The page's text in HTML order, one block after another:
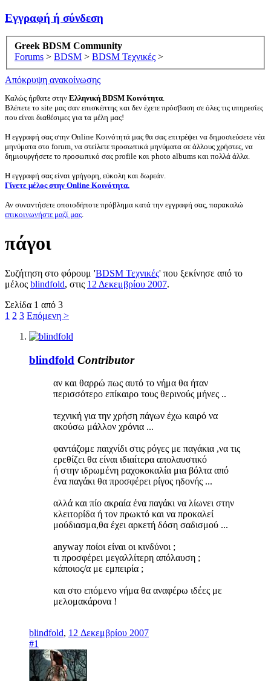
Εγγραφή ή σύνδεση
Greek BDSM Community
Forums > BDSM > BDSM Τεχνικές >
Απόκρυψη ανακοίνωσης
Καλώς ήρθατε στην Ελληνική BDSM Κοινότητα.
Βλέπετε το site μας σαν επισκέπτης και δεν έχετε πρόσβαση σε όλες τις υπηρεσίες
που είναι διαθέσιμες για τα μέλη μας!
Η εγγραφή σας στην Online Κοινότητά μας θα σας επιτρέψει να δημοσιεύσετε νέα
μηνύματα στο forum, να στείλετε προσωπικά μηνύματα σε άλλους χρήστες, να
δημιουργήσετε το προσωπικό σας profile και photo albums και πολλά άλλα.
Η εγγραφή σας είναι γρήγορη, εύκολη και δωρεάν.
Γίνετε μέλος στην Online Κοινότητα.
Αν συναντήσετε οποιοδήποτε πρόβλημα κατά την εγγραφή σας, παρακαλώ
επικοινωνήστε μαζί μας.
πάγοι
Συζήτηση στο φόρουμ 'BDSM Τεχνικές' που ξεκίνησε από το
μέλος blindfold, στις 12 Δεκεμβρίου 2007.
Σελίδα 1 από 3
1 2 3 Επόμενη >
blindfold Contributor
αν και θαρρώ πως αυτό το νήμα θα ήταν
περισσότερο επίκαιρο τους θερινούς μήνες ..
τεχνική για την χρήση πάγων έχω καιρό να
ακούσω μάλλον χρόνια ...
φαντάζομε παιχνίδι στις ρόγες με παγάκια ,να τις
ερεθίζει θα είναι ιδιαίτερα απολαυστικό
ή στην ιδρωμένη ραχοκοκαλία μια βόλτα από
ένα παγάκι θα προσφέρει ρίγος ηδονής ...
αλλά και πίο ακραία ένα παγάκι να λίωνει στην
κλειτορίδα ή τον πρωκτό και να προκαλεί
μούδιασμα,θα έχει αρκετή δόση σαδισμού ...
anyway ποίοι είναι οι κινδύνοι ;
τι προσφέρει μεγαλλίτερη απόλαυση ;
κάποιος/α με εμπειρία ;
και στο επόμενο νήμα θα αναφέρω ιδέες με
μελομακάρονα !
blindfold, 12 Δεκεμβρίου 2007
#1